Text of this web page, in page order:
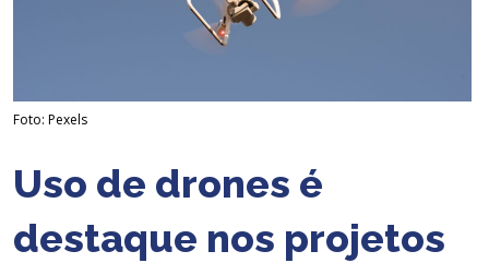
Foto: Pexels
Uso de drones é
destaque nos projetos